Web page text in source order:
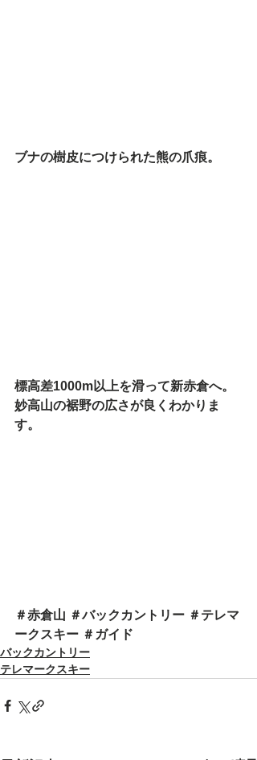
ブナの樹皮につけられた熊の爪痕。
標高差1000m以上を滑って新赤倉へ。
妙高山の裾野の広さが良くわかりま
す。
＃赤倉山 ＃バックカントリー ＃テレマ
ークスキー ＃ガイド
バックカントリー
テレマークスキー